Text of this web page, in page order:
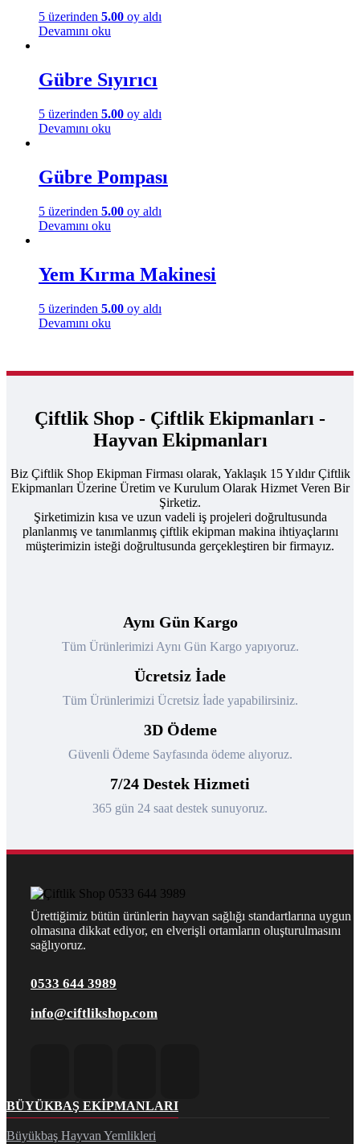
5 üzerinden 5.00 oy aldı
Devamını oku
Gübre Sıyırıcı
5 üzerinden 5.00 oy aldı
Devamını oku
Gübre Pompası
5 üzerinden 5.00 oy aldı
Devamını oku
Yem Kırma Makinesi
5 üzerinden 5.00 oy aldı
Devamını oku
Çiftlik Shop - Çiftlik Ekipmanları -
Hayvan Ekipmanları
Biz Çiftlik Shop Ekipman Firması olarak, Yaklaşık 15 Yıldır Çiftlik
Ekipmanları Üzerine Üretim ve Kurulum Olarak Hizmet Veren Bir
Şirketiz.
Şirketimizin kısa ve uzun vadeli iş projeleri doğrultusunda
planlanmış ve tanımlanmış çiftlik ekipman makina ihtiyaçlarını
müşterimizin isteği doğrultusunda gerçekleştiren bir firmayız.
Aynı Gün Kargo
Tüm Ürünlerimizi Aynı Gün Kargo yapıyoruz.
Ücretsiz İade
Tüm Ürünlerimizi Ücretsiz İade yapabilirsiniz.
3D Ödeme
Güvenli Ödeme Sayfasında ödeme alıyoruz.
7/24 Destek Hizmeti
365 gün 24 saat destek sunuyoruz.
Ürettiğimiz bütün ürünlerin hayvan sağlığı standartlarına uygun
olmasına dikkat ediyor, en elverişli ortamların oluşturulmasını
sağlıyoruz.
0533 644 3989
info@ciftlikshop.com
BÜYÜKBAŞ EKIPMANLARI
Büyükbaş Hayvan Yemlikleri